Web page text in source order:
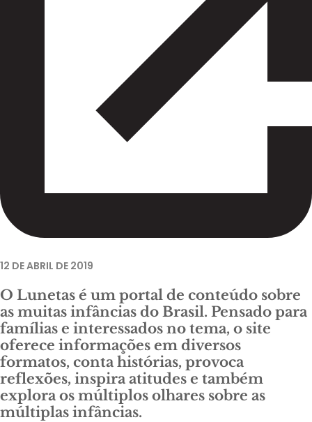
12 DE ABRIL DE 2019
O Lunetas é um portal de conteúdo sobre
as muitas infâncias do Brasil. Pensado para
famílias e interessados no tema, o site
oferece informações em diversos
formatos, conta histórias, provoca
reflexões, inspira atitudes e também
explora os múltiplos olhares sobre as
múltiplas infâncias.